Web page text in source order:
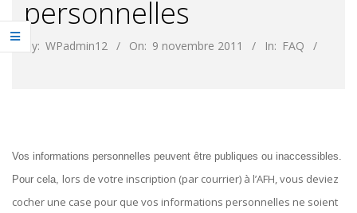
personnelles
By: WPadmin12 On: 9 novembre 2011 In: FAQ
Vos informations personnelles peuvent être publiques ou inaccessibles.
Pour cela, lors de votre inscription (par courrier) à l’AFH, vous deviez
cocher une case pour que vos informations personnelles ne soient